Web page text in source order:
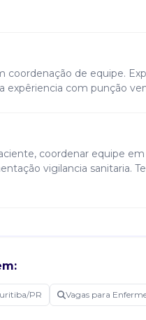
coordenação de equipe.
expêriencia com punção
coordenar equipe em
vigilancia sanitaria.
PR Vagas para